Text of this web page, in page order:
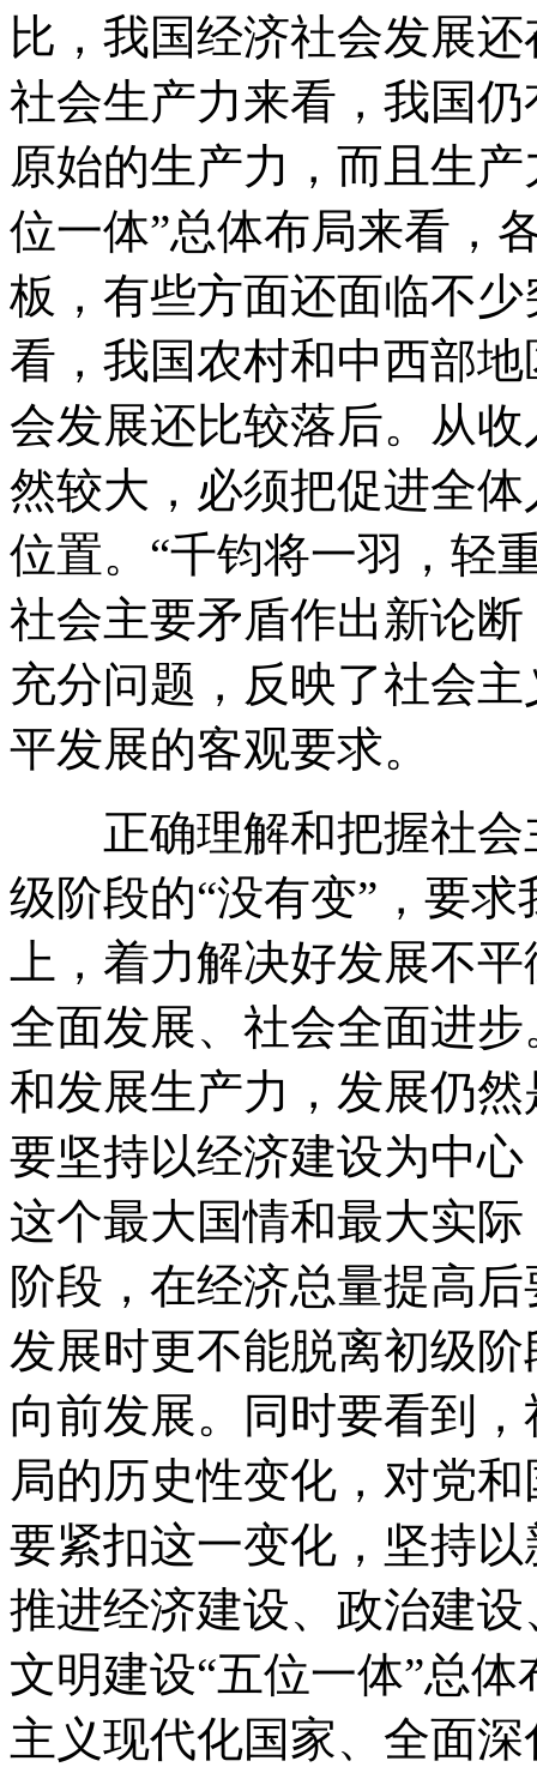
比，我国经济社会发展
社会生产力来看，我国
原始的生产力，而且生
位一体”总体布局来看，
板，有些方面还面临不
看，我国农村和中西部
会发展还比较落后。从
然较大，必须把促进全
位置。“千钧将一羽，轻
社会主要矛盾作出新论
充分问题，反映了社会
平发展的客观要求。
正确理解和把握社会
级阶段的“没有变”，要
上，着力解决好发展不
全面发展、社会全面进
和发展生产力，发展仍
要坚持以经济建设为中
这个最大国情和最大实
阶段，在经济总量提高
发展时更不能脱离初级
向前发展。同时要看到
局的历史性变化，对党
要紧扣这一变化，坚持
推进经济建设、政治建
文明建设“五位一体”总
主义现代化国家、全面